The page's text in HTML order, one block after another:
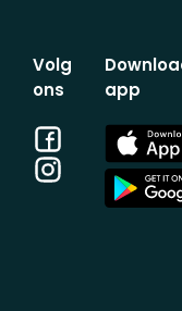
Volg
ons
Facebook
Instagram
app
App
Store
App
Store